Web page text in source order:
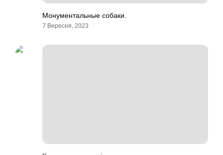
Монументальные собаки.
7 Вересня, 2023